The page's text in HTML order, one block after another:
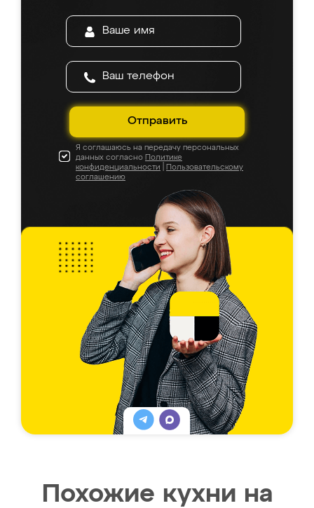
Отправить
Я соглашаюсь на передачу персональных
данных согласно Политике
конфиденциальности
Пользовательскому
соглашению
Похожие кухни на